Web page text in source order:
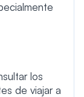
los
de viajar a